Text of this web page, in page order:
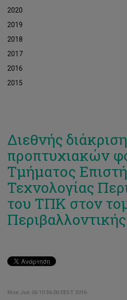
2020
2019
2018
2017
2016
2015
Διεθνής διάκριση
προπτυχιακών
Τμήματος
Τεχνολογίας
του ΤΠΚ στον
Mon Jun 06 10:36:00 EEST 2016